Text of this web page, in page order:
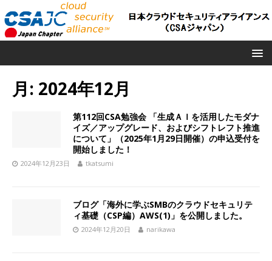
月: 2024年12月
第112回CSA勉強会 「生成ＡＩを活用したモダナ
イズ／アップグレード、およびシフトレフト推進
について」（2025年1月29日開催）の申込受付を
開始しました！
2024年12月23日 tkatsumi
ブログ「海外に学ぶSMBのクラウドセキュリテ
ィ基礎（CSP編）AWS(1)」を公開しました。
2024年12月20日 narikawa